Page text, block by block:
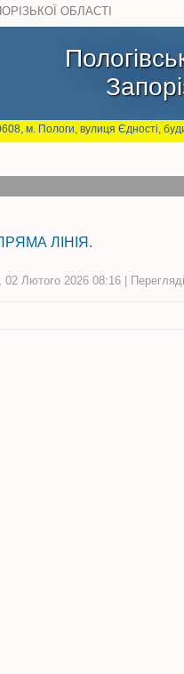
ОБЛАСТІ
м. Пологи, вулиця Єдності,
ЛІНІЯ.
02 Лютого 2026 08:16 |